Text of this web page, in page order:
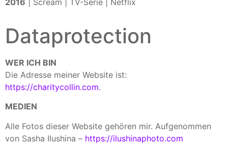
2016 | Scream | TV-Serie | Netflix
Dataprotection
WER ICH BIN
Die Adresse meiner Website ist:
https://charitycollin.com.
MEDIEN
Alle Fotos dieser Website gehören mir. Aufgenommen
von Sasha Ilushina – https://ilushinaphoto.com